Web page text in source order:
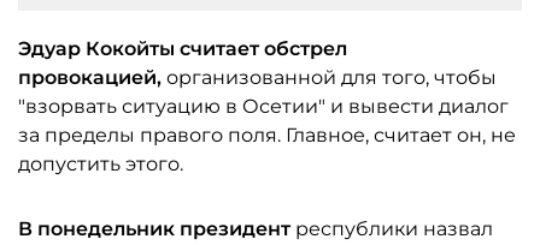
Эдуар Кокойты считает обстрел
провокацией, организованной для того, чтобы
"взорвать ситуацию в Осетии" и вывести диалог
за пределы правого поля. Главное, считает он, не
допустить этого.
В понедельник президент республики назвал